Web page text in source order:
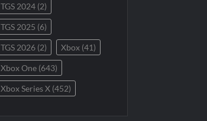
TGS 2024(2)
TGS 2025 (6)
TGS 2026(2) Xbox(41)
Xbox One(643)
Xbox Series X(452)